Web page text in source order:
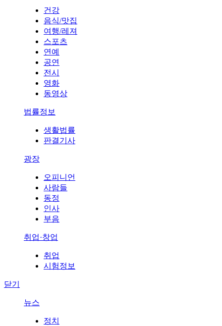
건강
음식/맛집
여행/레져
스포츠
연예
공연
전시
영화
동영상
법률정보
생활법률
판결기사
광장
오피니언
사람들
동정
인사
부음
취업·창업
취업
시험정보
닫기
뉴스
정치